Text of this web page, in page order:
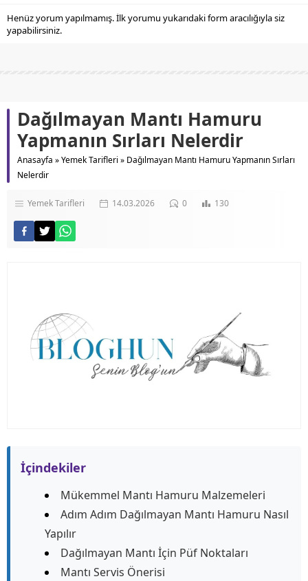
Henüz yorum yapılmamış. İlk yorumu yukarıdaki form aracılığıyla siz
yapabilirsiniz.
Dağılmayan Mantı Hamuru
Yapmanın Sırları Nelerdir
Anasayfa »Yemek Tarifleri » Dağılmayan Mantı Hamuru Yapmanın Sırları
Nelerdir
Yemek Tarifleri 14.03.2026 0 130
İçindekiler
Mükemmel Mantı Hamuru Malzemeleri
Adım Adım Dağılmayan Mantı Hamuru Nasıl
Yapılır
Dağılmayan Mantı İçin Püf Noktaları
Mantı Servis Önerisi